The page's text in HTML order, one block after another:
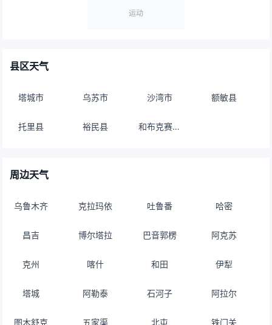
运动
县区天气
塔城市 乌苏市 沙湾市 额敏县
托里县 裕民县 和布克赛尔县
周边天气
乌鲁木齐 克拉玛依 吐鲁番 哈密
昌吉 博尔塔拉 巴音郭楞 阿克苏
克州 喀什 和田 伊犁
塔城 阿勒泰 石河子 阿拉尔
图木舒克 五家渠 北屯 铁门关